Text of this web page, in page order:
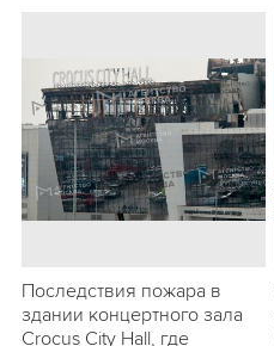
Последствия пожара в
здании концертного зала
Crocus City Hall, где